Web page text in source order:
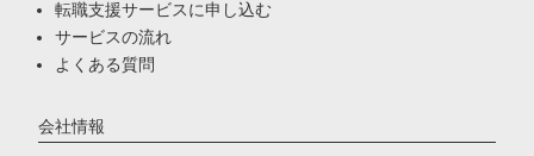
転職支援サービスに申し込む
サービスの流れ
よくある質問
会社情報